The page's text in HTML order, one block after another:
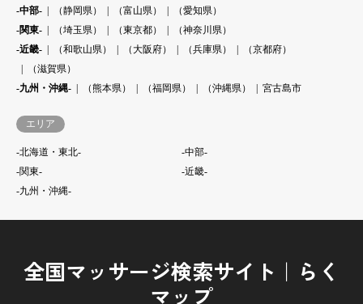
-中部-
（静岡県） （富山県）
（愛知県）
-関東-
（埼玉県） （東京都）
（神奈川県）
-近畿-
（和歌山県） （大阪府） （兵庫県）
（京都府）
（滋賀県）
-九州・沖縄-
（熊本県） （福岡県） （沖縄県） 宮古島市
エリア
-北海道・東北-
-中部-
-関東-
-近畿-
-九州・沖縄-
全国マッサージ検索サイト｜らく
マップ